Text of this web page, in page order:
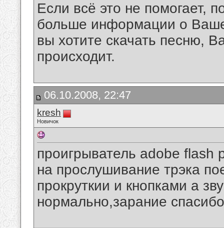
Если всё это не помогает,
больше информации о
вы хотите скачать песню,
происходит.
06.10.2008, 22:47
kresh
Новичок
проигрыватель adobe flash
на прослушивание трэка
прокруткии и кнопками а
нормально,зарание